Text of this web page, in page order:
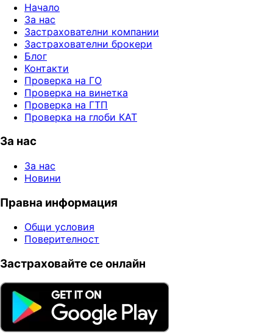
Начало
За нас
Застрахователни компании
Застрахователни брокери
Блог
Контакти
Проверка на ГО
Проверка на винетка
Проверка на ГТП
Проверка на глоби КАТ
За нас
За нас
Новини
Правна информация
Общи условия
Поверителност
Застраховайте се онлайн